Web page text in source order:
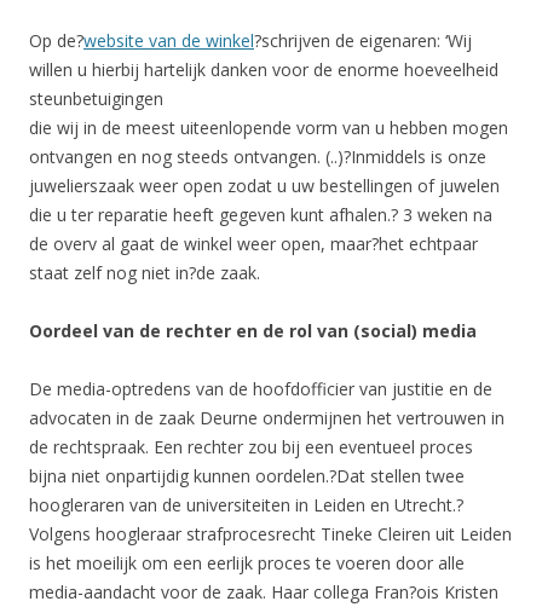
Op de?website van de winkel?schrijven de eigenaren: ‘Wij
willen u hierbij hartelijk danken voor de enorme hoeveelheid
steunbetuigingen
die wij in de meest uiteenlopende vorm van u hebben mogen
ontvangen en nog steeds ontvangen. (..)?Inmiddels is onze
juwelierszaak weer open zodat u uw bestellingen of juwelen
die u ter reparatie heeft gegeven kunt afhalen.? 3 weken na
de overv al gaat de winkel weer open, maar?het echtpaar
staat zelf nog niet in?de zaak.
Oordeel van de rechter en de rol van (social) media
De media-optredens van de hoofdofficier van justitie en de
advocaten in de zaak Deurne ondermijnen het vertrouwen in
de rechtspraak. Een rechter zou bij een eventueel proces
bijna niet onpartijdig kunnen oordelen.?Dat stellen twee
hoogleraren van de universiteiten in Leiden en Utrecht.?
Volgens hoogleraar strafprocesrecht Tineke Cleiren uit Leiden
is het moeilijk om een eerlijk proces te voeren door alle
media-aandacht voor de zaak. Haar collega Fran?ois Kristen